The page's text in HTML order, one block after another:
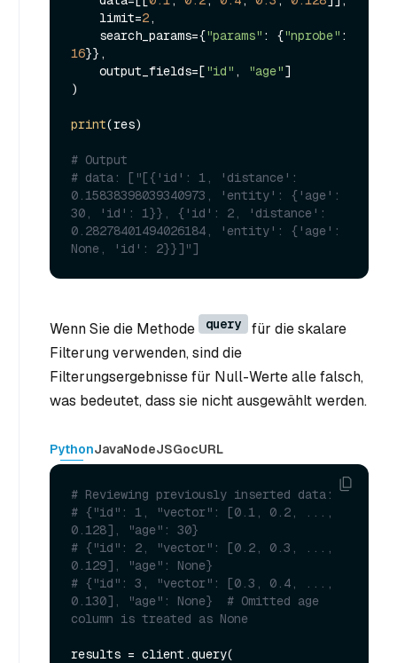
    limit=
2,
    search_params={
"params" : {"nprobe"
16}},
    output_fields=[
"id" , "age"]
)
print(res)
# Output
# data: ["[{'id': 1, 'distance':
0.15838398039340973, 'entity': {'age':
30, 'id': 1}}, {'id': 2, 'distance':
0.28278401494026184, 'entity': {'age':
None, 'id': 2}}]"]
Wenn Sie die Methode query
für die skalare
Filterung verwenden, sind die
Filterungsergebnisse für Null-Werte alle falsch,
was bedeutet, dass sie nicht ausgewählt werden.
PythonJavaNodeJSGocURL
# Reviewing previously inserted data:
# {"id": 1, "vector": [0.1, 0.2, ...,
0.128], "age": 30}
# {"id": 2, "vector": [0.2, 0.3, ...,
0.129], "age": None}
# {"id": 3, "vector": [0.3, 0.4, ...,
0.130], "age": None}  # Omitted age
column is treated as None
results = client.query(